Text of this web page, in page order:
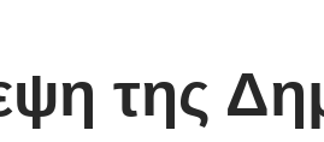
της